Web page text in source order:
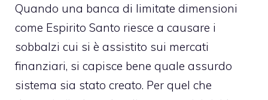
Quando una banca di limitate dimensioni
come Espirito Santo riesce a causare i
sobbalzi cui si è assistito sui mercati
finanziari, si capisce bene quale assurdo
sistema sia stato creato. Per quel che